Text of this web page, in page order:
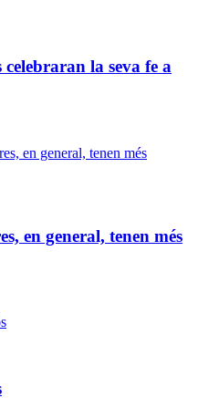
la seva fe a
en general, tenen més